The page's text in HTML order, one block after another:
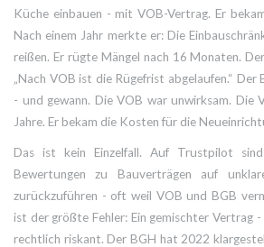
Küche einbauen - mit VOB-Vertrag. Er
Nach einem Jahr merkte er: Die
reißen. Er rügte Mängel nach 16 Monaten.
„Nach VOB ist die Rügefrist abgelaufen.“
- und gewann. Die VOB war unwirksam. Die
Jahre. Er bekam die Kosten für die
Das ist kein Einzelfall. Auf Trustpilot
Bewertungen zu Bauverträgen auf
zurückzuführen - oft weil VOB und BGB
ist der größte Fehler: Ein gemischter Vertrag
rechtlich riskant. Der BGH hat 2022